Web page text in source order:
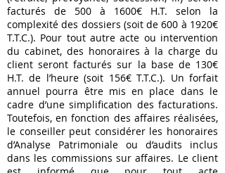
facturés de 500 à 1600€ H.T. selon la
complexité des dossiers (soit de 600 à 1920€
T.T.C.). Pour tout autre acte ou intervention
du cabinet, des honoraires à la charge du
client seront facturés sur la base de 130€
H.T. de l’heure (soit 156€ T.T.C.). Un forfait
annuel pourra être mis en place dans le
cadre d’une simplification des facturations.
Toutefois, en fonction des affaires réalisées,
le conseiller peut considérer les honoraires
d’Analyse Patrimoniale ou d’audits inclus
dans les commissions sur affaires. Le client